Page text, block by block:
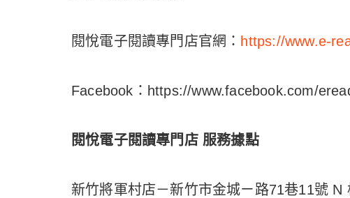
閱悅電子閱讀專門店官網： https://www.e-
Facebook：https://www.facebook.com/
閱悅電子閱讀專門店 服務據點
新竹將軍村店－新竹市金城ㄧ路71巷11號 N